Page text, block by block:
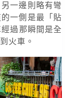
一邊則略有彎
一側是最「貼
過那瞬間是全
火車。